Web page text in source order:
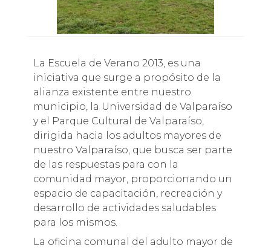
La Escuela de Verano 2013, es una
iniciativa que surge a propósito de la
alianza existente entre nuestro
municipio, la Universidad de Valparaíso
y el Parque Cultural de Valparaíso,
dirigida hacia los adultos mayores de
nuestro Valparaíso, que busca ser parte
de las respuestas para con la
comunidad mayor, proporcionando un
espacio de capacitación, recreación y
desarrollo de actividades saludables
para los mismos.
La oficina comunal del adulto mayor de